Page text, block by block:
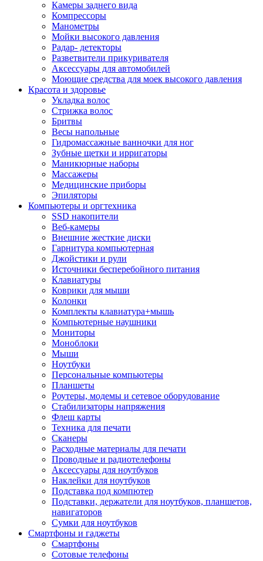
Камеры заднего вида
Компрессоры
Манометры
Мойки высокого давления
Радар- детекторы
Разветвители прикуривателя
Аксессуары для автомобилей
Моющие средства для моек высокого давления
Красота и здоровье
Укладка волос
Стрижка волос
Бритвы
Весы напольные
Гидромассажные ванночки для ног
Зубные щетки и ирригаторы
Маникюрные наборы
Массажеры
Медицинские приборы
Эпиляторы
Компьютеры и оргтехника
SSD накопители
Веб-камеры
Внешние жесткие диски
Гарнитура компьютерная
Джойстики и рули
Источники бесперебойного питания
Клавиатуры
Коврики для мыши
Колонки
Комплекты клавиатура+мышь
Компьютерные наушники
Мониторы
Моноблоки
Мыши
Ноутбуки
Персональные компьютеры
Планшеты
Роутеры, модемы и сетевое оборудование
Стабилизаторы напряжения
Флеш карты
Техника для печати
Сканеры
Расходные материалы для печати
Проводные и радиотелефоны
Аксессуары для ноутбуков
Наклейки для ноутбуков
Подставка под компютер
Подставки, держатели для ноутбуков, планшетов,
навигаторов
Сумки для ноутбуков
Смартфоны и гаджеты
Смартфоны
Сотовые телефоны